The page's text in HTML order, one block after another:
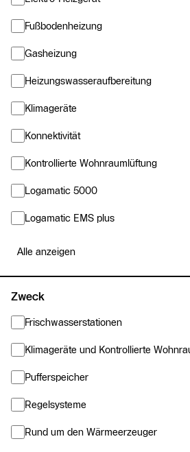
Fußbodenheizung
Gasheizung
Heizungswasseraufbereitung
Klimageräte
Konnektivität
Kontrollierte Wohnraumlüftung
Logamatic 5000
Logamatic EMS plus
Alle anzeigen
Zweck
Frischwasserstationen
Klimageräte und Kontrollierte
Pufferspeicher
Regelsysteme
Rund um den Wärmeerzeuger